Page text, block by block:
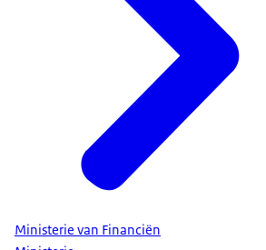
Ministerie van Financiën